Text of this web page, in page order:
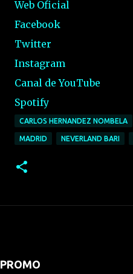
Web Oficial
Facebook
Twitter
Instagram
Canal de YouTube
Spotify
CARLOS HERNANDEZ NOMBELA
MADRID NEVERLAND BARI
PROMO